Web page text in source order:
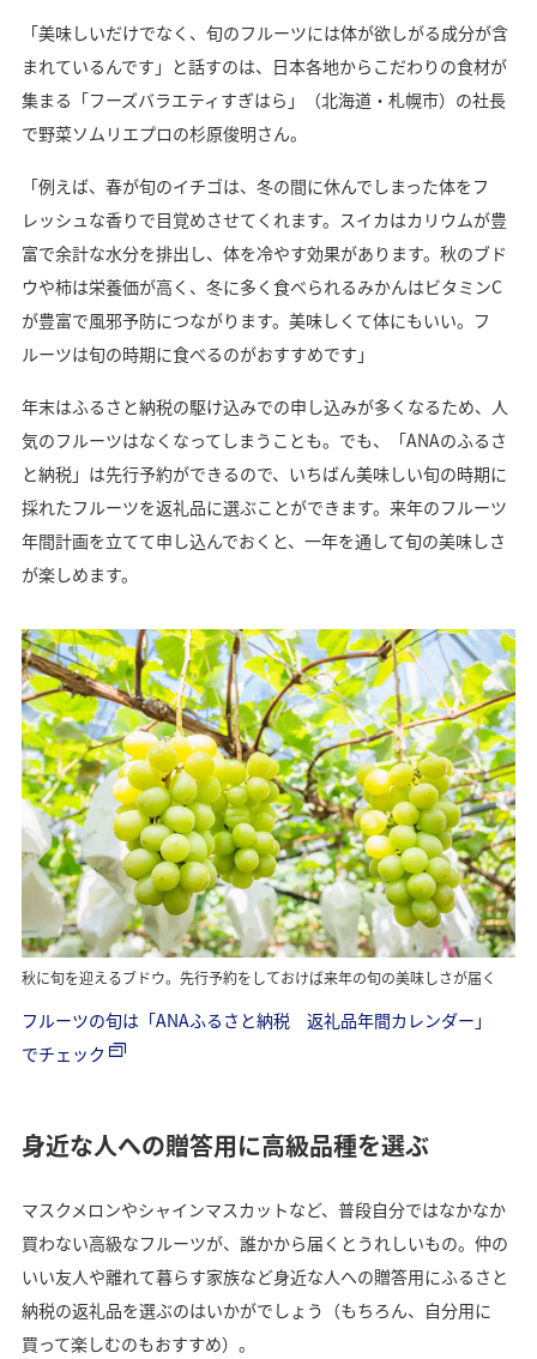
「美味しいだけでなく、旬のフルーツには体が欲しがる成分が含
まれているんです」と話すのは、日本各地からこだわりの食材が
集まる「フーズバラエティすぎはら」（北海道・札幌市）の社長
で野菜ソムリエプロの杉原俊明さん。
「例えば、春が旬のイチゴは、冬の間に休んでしまった体をフ
レッシュな香りで目覚めさせてくれます。スイカはカリウムが豊
富で余計な水分を排出し、体を冷やす効果があります。秋のブド
ウや柿は栄養価が高く、冬に多く食べられるみかんはビタミンC
が豊富で風邪予防につながります。美味しくて体にもいい。フ
ルーツは旬の時期に食べるのがおすすめです」
年末はふるさと納税の駆け込みでの申し込みが多くなるため、人
気のフルーツはなくなってしまうことも。でも、「ANAのふるさ
と納税」は先行予約ができるので、いちばん美味しい旬の時期に
採れたフルーツを返礼品に選ぶことができます。来年のフルーツ
年間計画を立てて申し込んでおくと、一年を通して旬の美味しさ
が楽しめます。
秋に旬を迎えるブドウ。先行予約をしておけば来年の旬の美味しさが届く
フルーツの旬は「ANAふるさと納税 返礼品年間カレンダー」
でチェック
身近な人への贈答用に高級品種を選ぶ
マスクメロンやシャインマスカットなど、普段自分ではなかなか
買わない高級なフルーツが、誰かから届くとうれしいもの。仲の
いい友人や離れて暮らす家族など身近な人への贈答用にふるさと
納税の返礼品を選ぶのはいかがでしょう（もちろん、自分用に
買って楽しむのもおすすめ）。